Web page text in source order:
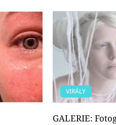
VIRÁLY
GALERIE: